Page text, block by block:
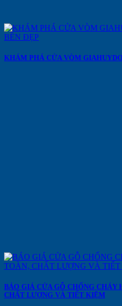
KHÁM PHÁ CỬA VÒM
BÁO GIÁ CỬA GỖ CHỐNG CHÁY
CHẤT LƯỢNG VÀ TIẾT KIỆM